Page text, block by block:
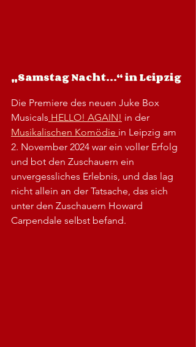
„Samstag Nacht...“ in Leipzig
Die Premiere des neuen Juke Box
Musicals HELLO! AGAIN! in der
Musikalischen Komödie in Leipzig am
2. November 2024 war ein voller Erfolg
und bot den Zuschauern ein
unvergessliches Erlebnis, und das lag
nicht allein an der Tatsache, das sich
unter den Zuschauern Howard
Carpendale selbst befand.